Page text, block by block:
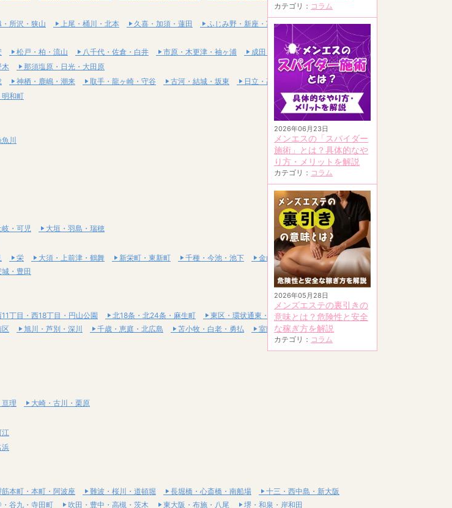
カテゴリ： コラム
2026年06月23日
メンエスの「スパイダー
施術」とは？具体的なや
り方・メリットを解説
カテゴリ： コラム
2026年05月28日
メンズエステの裏引きの
意味とは？危険性と安全
な稼ぎ方を解説
カテゴリ： コラム
・所沢・狭山 上尾・桶川・北本 久喜・加須・蓮田
ふじみ野・新座・富士見
松戸・柏・流山 八千代・佐倉・白井 市原・木更津・袖ヶ浦
成田・富里・印西
木
那須塩原・日光・大田原
神栖・鹿嶋・潮来 取手・龍ヶ崎・守谷 古河・結城・坂東
日立・高萩・常陸太田
明和町
川
・可児
大垣・羽島・瑞穂
栄 大須・上前津・鶴舞 新栄町・東新町 千種・今池・池下
金山・熱田
・豊田
11丁目・西18丁目・円山公園 北18条・北24条・麻生町
東区・環状通東・新道東
区 旭川・芦別・深川 千歳・恵庭・北広島 苫小牧・白老・勇払 室蘭・登別・伊達
亘理
大崎・古川・栗原
江
浜
筋本町・本町・阿波座 難波・桜川・道頓堀 長堀橋・心斎橋・南船場
十三・西中島・新大阪
・谷九・寺田町 吹田・豊中・高槻・茨木 東大阪・布施・八尾 堺・和泉・岸和田